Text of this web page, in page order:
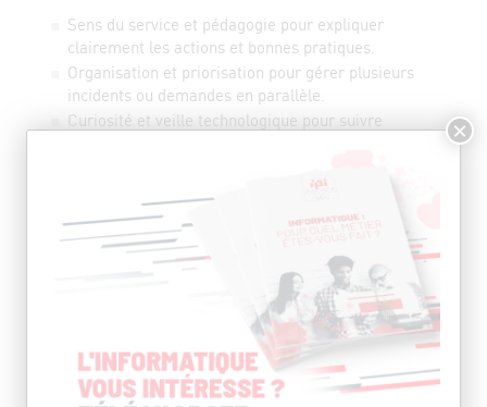
Sens du service et pédagogie pour expliquer
clairement les actions et bonnes pratiques.
Organisation et priorisation pour gérer plusieurs
incidents ou demandes en parallèle.
Curiosité et veille technologique pour suivre
QUEL EST LE SALAIRE DU TECHNICIEN
SYSTÈMES ET RÉSEAUX ?
La rémunération dépend du niveau d’expérience, du
type d’employeur (entreprise, ESN, infogérance), de
la région et du niveau de spécialisation (cloud,
sécurité, virtualisation). Les astreintes, primes et
certifications peuvent aussi faire varier le package.
×